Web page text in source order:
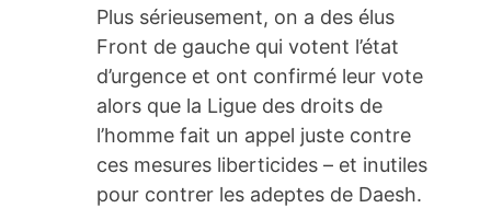
Plus sérieusement, on a des élus
Front de gauche qui votent l’état
d’urgence et ont confirmé leur vote
alors que la Ligue des droits de
l’homme fait un appel juste contre
ces mesures liberticides – et inutiles
pour contrer les adeptes de Daesh.